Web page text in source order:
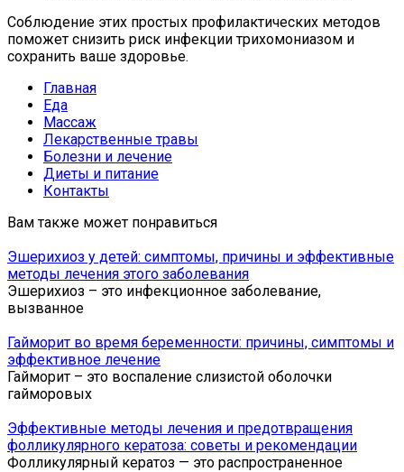
Соблюдение этих простых профилактических методов
поможет снизить риск инфекции трихомониазом и
сохранить ваше здоровье.
Главная
Еда
Массаж
Лекарственные травы
Болезни и лечение
Диеты и питание
Контакты
Вам также может понравиться
Эшерихиоз у детей: симптомы, причины и эффективные
методы лечения этого заболевания
Эшерихиоз – это инфекционное заболевание,
вызванное
Гайморит во время беременности: причины, симптомы и
эффективное лечение
Гайморит – это воспаление слизистой оболочки
гайморовых
Эффективные методы лечения и предотвращения
фолликулярного кератоза: советы и рекомендации
Фолликулярный кератоз — это распространенное